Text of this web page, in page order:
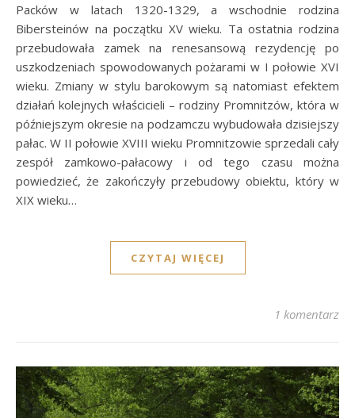
Packów w latach 1320-1329, a wschodnie rodzina
Bibersteinów na początku XV wieku. Ta ostatnia rodzina
przebudowała zamek na renesansową rezydencję po
uszkodzeniach spowodowanych pożarami w I połowie XVI
wieku. Zmiany w stylu barokowym są natomiast efektem
działań kolejnych właścicieli – rodziny Promnitzów, która w
późniejszym okresie na podzamczu wybudowała dzisiejszy
pałac. W II połowie XVIII wieku Promnitzowie sprzedali cały
zespół zamkowo-pałacowy i od tego czasu można
powiedzieć, że zakończyły przebudowy obiektu, który w
XIX wieku…
CZYTAJ WIĘCEJ
1 komentarz